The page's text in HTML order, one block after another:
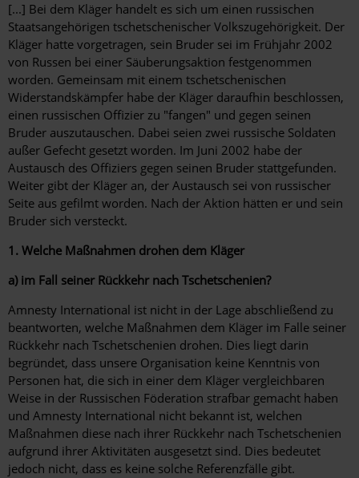
[...] Bei dem Kläger handelt es sich um einen russischen
Staatsangehörigen tschetschenischer Volkszugehörigkeit. Der
Kläger hatte vorgetragen, sein Bruder sei im Frühjahr 2002
von Russen bei einer Säuberungsaktion festgenommen
worden. Gemeinsam mit einem tschetschenischen
Widerstandskämpfer habe der Kläger daraufhin beschlossen,
einen russischen Offizier zu "fangen" und gegen seinen
Bruder auszutauschen. Dabei seien zwei russische Soldaten
außer Gefecht gesetzt worden. Im Juni 2002 habe der
Austausch des Offiziers gegen seinen Bruder stattgefunden.
Weiter gibt der Kläger an, der Austausch sei von russischer
Seite aus gefilmt worden. Nach der Aktion hätten er und sein
Bruder sich versteckt.
1. Welche Maßnahmen drohen dem Kläger
a) im Fall seiner Rückkehr nach Tschetschenien?
Amnesty International ist nicht in der Lage abschließend zu
beantworten, welche Maßnahmen dem Kläger im Falle seiner
Rückkehr nach Tschetschenien drohen. Dies liegt darin
begründet, dass unsere Organisation keine Kenntnis von
Personen hat, die sich in einer dem Kläger vergleichbaren
Weise in der Russischen Föderation strafbar gemacht haben
und Amnesty International nicht bekannt ist, welchen
Maßnahmen diese nach ihrer Rückkehr nach Tschetschenien
aufgrund ihrer Aktivitäten ausgesetzt sind. Dies bedeutet
jedoch nicht, dass es keine solche Referenzfälle gibt.